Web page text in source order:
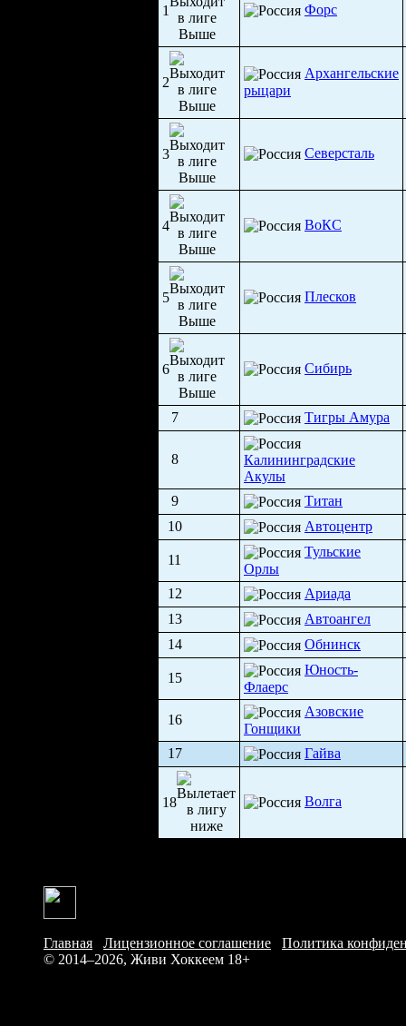
1 Форс
2
Архангельские
рыцари
3 Северсталь
4 ВоКС
5 Плесков
6 Сибирь
7 Тигры Амура
8
Калининградские
Акулы
9
Титан
10
Автоцентр
11
Тульские
Орлы
12
Ариада
13
Автоангел
14
Обнинск
15
Юность-
Флаерс
16
Азовские
Гонщики
17
Гайва
18 Волга
Главная Лицензионное соглашение
Политика
© 2014–2026, Живи Хоккеем 18+